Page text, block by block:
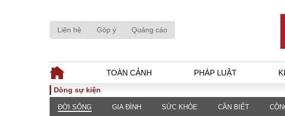
Liên hệ Góp ý Quảng cáo
TOÀN CẢNH PHÁP LUẬT
TOÀN CẢNH PHÁP LUẬT
Dòng sự kiện
ĐỜI SỐNG GIA ĐÌNH SỨC KHỎE CẦN BIẾT